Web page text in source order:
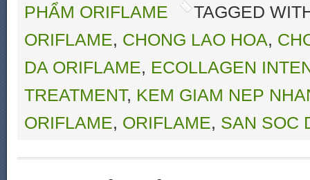
PHẨM ORIFLAME
TAGGED
ORIFLAME, CHONG LAO HOA,
DA ORIFLAME, ECOLLAGEN
TREATMENT, KEM GIAM NEP
ORIFLAME, ORIFLAME, SAN SOC